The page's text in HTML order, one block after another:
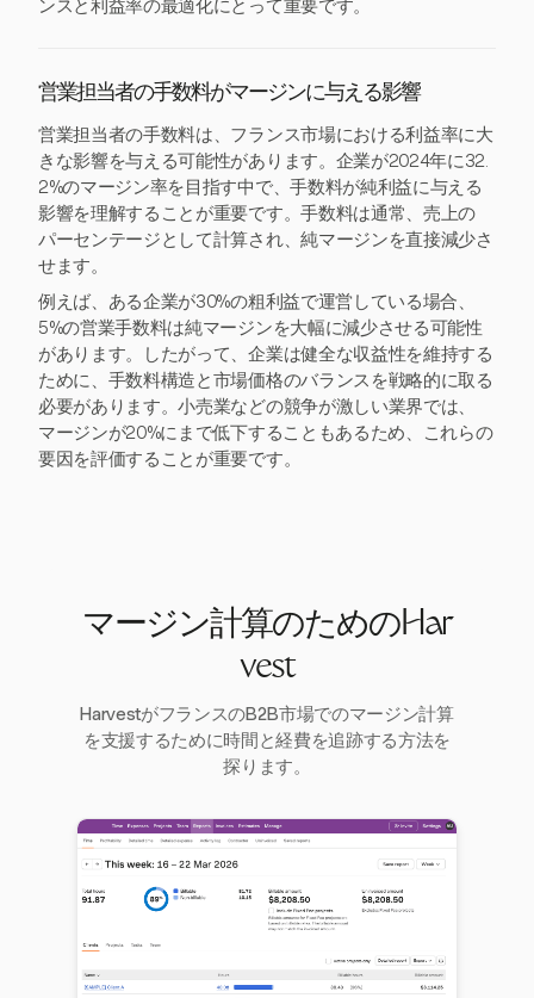
ンスと利益率の最適化にとって重要です。
営業担当者の手数料がマージンに与える影響
営業担当者の手数料は、フランス市場における利益率に大
きな影響を与える可能性があります。企業が2024年に32.
2%のマージン率を目指す中で、手数料が純利益に与える
影響を理解することが重要です。手数料は通常、売上の
パーセンテージとして計算され、純マージンを直接減少さ
せます。
例えば、ある企業が30%の粗利益で運営している場合、
5%の営業手数料は純マージンを大幅に減少させる可能性
があります。したがって、企業は健全な収益性を維持する
ために、手数料構造と市場価格のバランスを戦略的に取る
必要があります。小売業などの競争が激しい業界では、
マージンが20%にまで低下することもあるため、これらの
要因を評価することが重要です。
マージン計算のためのHar
vest
HarvestがフランスのB2B市場でのマージン計算
を支援するために時間と経費を追跡する方法を
探ります。